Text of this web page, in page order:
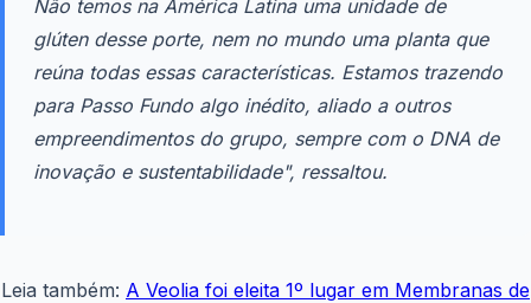
Não temos na América Latina uma unidade de
glúten desse porte, nem no mundo uma planta que
reúna todas essas características. Estamos trazendo
para Passo Fundo algo inédito, aliado a outros
empreendimentos do grupo, sempre com o DNA de
inovação e sustentabilidade", ressaltou.
Leia também: A Veolia foi eleita 1º lugar em Membranas de